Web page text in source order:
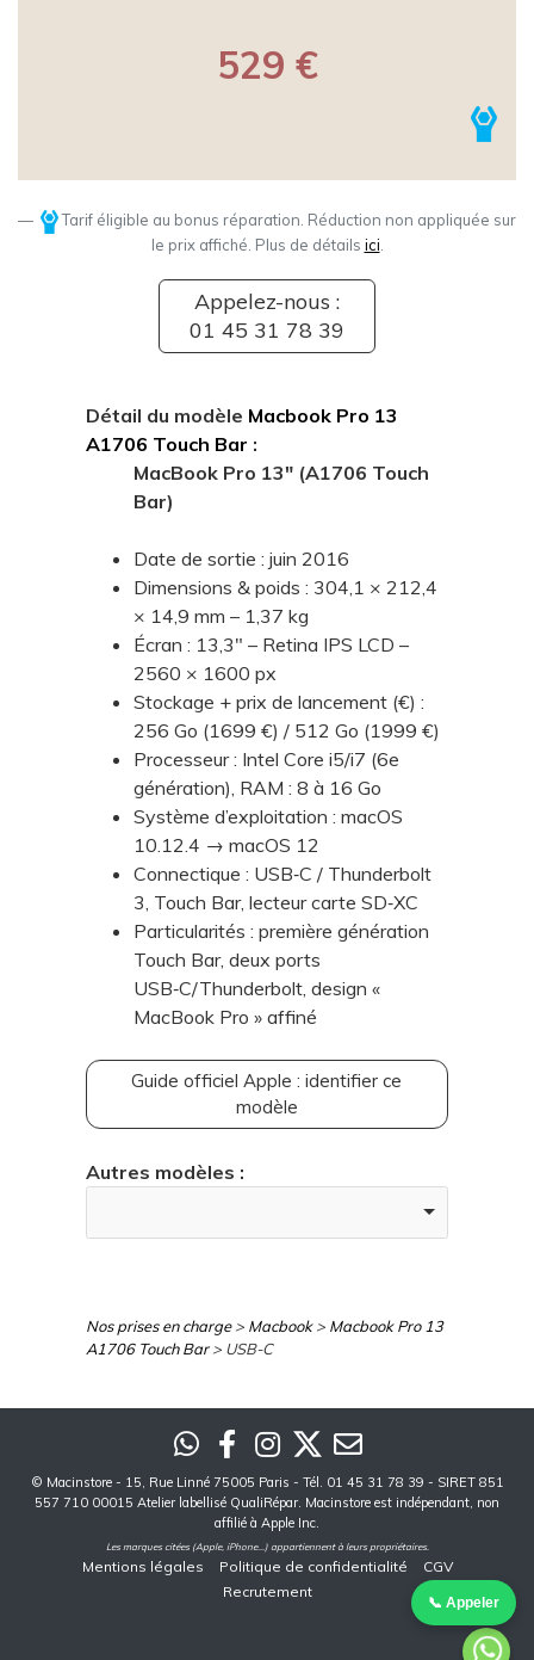
529 €
Tarif éligible au bonus réparation. Réduction non appliquée sur
le prix affiché. Plus de détails ici
Appelez-nous :
01 45 31 78 39
Détail du modèle Macbook Pro 13
A1706 Touch Bar :
MacBook Pro 13" (A1706 Touch
Bar)
Date de sortie : juin 2016
Dimensions & poids : 304,1 × 212,4
× 14,9 mm – 1,37 kg
Écran : 13,3" – Retina IPS LCD –
2560 × 1600 px
Stockage + prix de lancement (€) :
256 Go (1699 €) / 512 Go (1999 €)
Processeur : Intel Core i5/i7 (6e
génération), RAM : 8 à 16 Go
Système d’exploitation : macOS
10.12.4 → macOS 12
Connectique : USB‑C / Thunderbolt
3, Touch Bar, lecteur carte SD‑XC
Particularités : première génération
Touch Bar, deux ports
USB‑C/Thunderbolt, design «
MacBook Pro » affiné
Guide officiel Apple : identifier ce
modèle
Autres modèles :
Nos prises en charge> Macbook> Macbook Pro 13
A1706 Touch Bar> USB-C
© Macinstore - 15, Rue Linné 75005 Paris - Tél. 01 45 31 78 39 - SIRET 851
557 710 00015 Atelier labellisé QualiRépar. Macinstore est indépendant, non
affilié à Apple Inc.
Les marques citées (Apple, iPhone...) appartiennent à leurs propriétaires.
Mentions légales Politique de confidentialité
CGV
Recrutement
📞 Appeler